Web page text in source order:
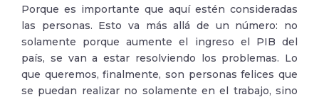
Porque es importante que aquí estén consideradas
las personas. Esto va más allá de un número: no
solamente porque aumente el ingreso el PIB del
país, se van a estar resolviendo los problemas. Lo
que queremos, finalmente, son personas felices que
se puedan realizar no solamente en el trabajo, sino